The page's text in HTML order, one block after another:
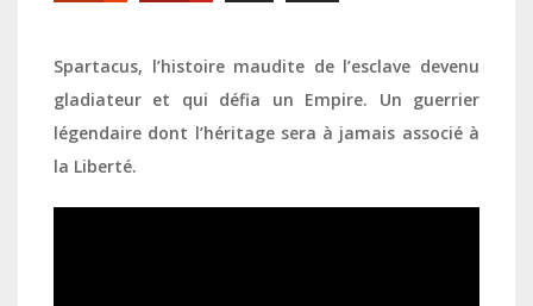
Spartacus, l’histoire maudite de l’esclave devenu
gladiateur et qui défia un Empire. Un guerrier
légendaire dont l’héritage sera à jamais associé à
la Liberté.